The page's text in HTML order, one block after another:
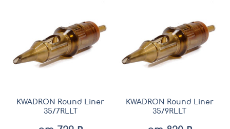
KWADRON Round Liner
35/7RLLT
KWADRON Round Liner
35/9RLLT